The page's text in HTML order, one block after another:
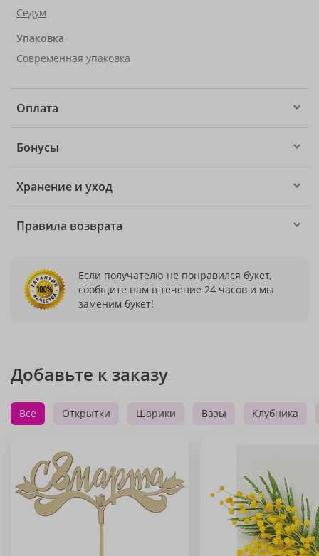
Седум
Упаковка
Современная упаковка
Оплата
Бонусы
Хранение и уход
Правила возврата
Если получателю не понравился букет,
сообщите нам в течение 24 часов и мы
заменим букет!
Добавьте к заказу
Все Открытки Шарики Вазы Клубника